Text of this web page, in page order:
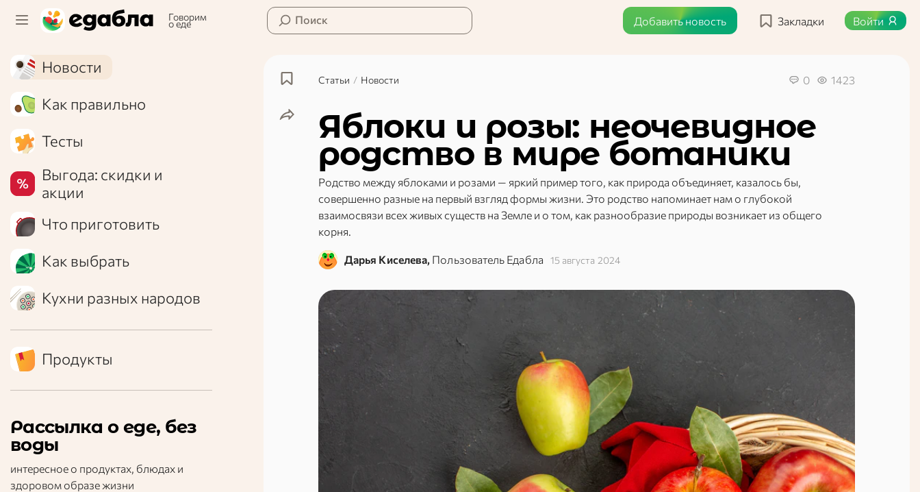
Говорим
о еде Поиск Добавить новость Закладки Войти
Новости
Как правильно
Тесты
Выгода: скидки и
акции
Что приготовить
Как выбрать
Кухни разных народов
Продукты
Рассылка о еде, без
воды
интересное о продуктах, блюдах и
здоровом образе жизни
Статьи / Новости 0 1423
Яблоки и розы: неочевидное
родство в мире ботаники
Родство между яблоками и розами — яркий пример того, как природа объединяет, казалось бы,
совершенно разные на первый взгляд формы жизни. Это родство напоминает нам о глубокой
взаимосвязи всех живых существ на Земле и о том, как разнообразие природы возникает из общего
корня.
Дарья Киселева, Пользователь Едабла 15 августа 2024